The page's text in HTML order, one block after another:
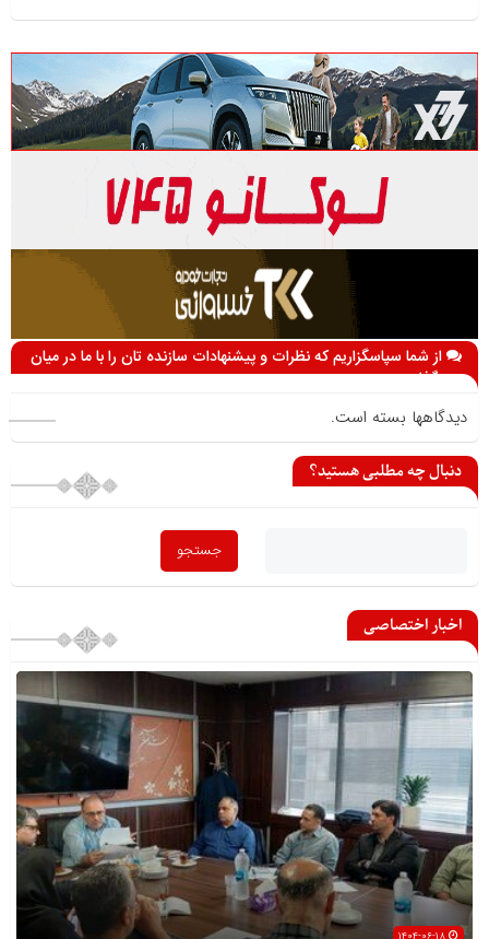
از شما سپاسگزاریم که نظرات و پیشنهادات سازنده تان را با ما در میان
می گذارید
دیدگاهها بسته است.
دنبال چه مطلبی هستید؟
اخبار اختصاصی